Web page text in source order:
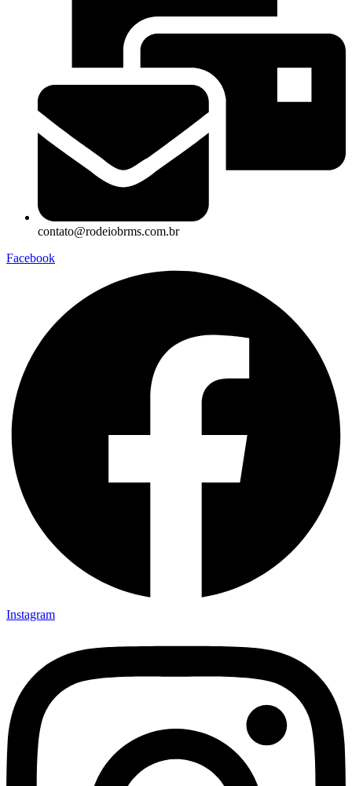
contato@rodeiobrms.com.br
Facebook
Instagram